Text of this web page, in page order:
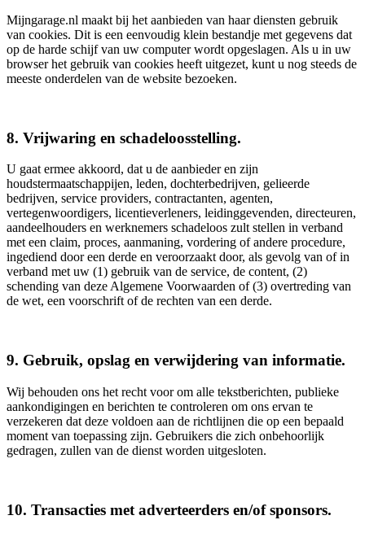
Mijngarage.nl maakt bij het aanbieden van haar diensten gebruik
van cookies. Dit is een eenvoudig klein bestandje met gegevens dat
op de harde schijf van uw computer wordt opgeslagen. Als u in uw
browser het gebruik van cookies heeft uitgezet, kunt u nog steeds de
meeste onderdelen van de website bezoeken.
8. Vrijwaring en schadeloosstelling.
U gaat ermee akkoord, dat u de aanbieder en zijn
houdstermaatschappijen, leden, dochterbedrijven, gelieerde
bedrijven, service providers, contractanten, agenten,
vertegenwoordigers, licentieverleners, leidinggevenden, directeuren,
aandeelhouders en werknemers schadeloos zult stellen in verband
met een claim, proces, aanmaning, vordering of andere procedure,
ingediend door een derde en veroorzaakt door, als gevolg van of in
verband met uw (1) gebruik van de service, de content, (2)
schending van deze Algemene Voorwaarden of (3) overtreding van
de wet, een voorschrift of de rechten van een derde.
9. Gebruik, opslag en verwijdering van informatie.
Wij behouden ons het recht voor om alle tekstberichten, publieke
aankondigingen en berichten te controleren om ons ervan te
verzekeren dat deze voldoen aan de richtlijnen die op een bepaald
moment van toepassing zijn. Gebruikers die zich onbehoorlijk
gedragen, zullen van de dienst worden uitgesloten.
10. Transacties met adverteerders en/of sponsors.